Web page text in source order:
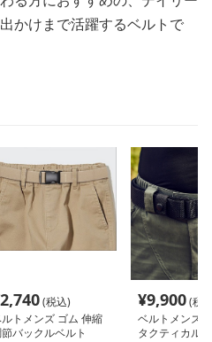
かけまで活躍するベルトで
2,740(税込)
トメンズ ゴム 伸縮
バックルベルト
¥9,900(税
ベルトメンズ
タクティカル